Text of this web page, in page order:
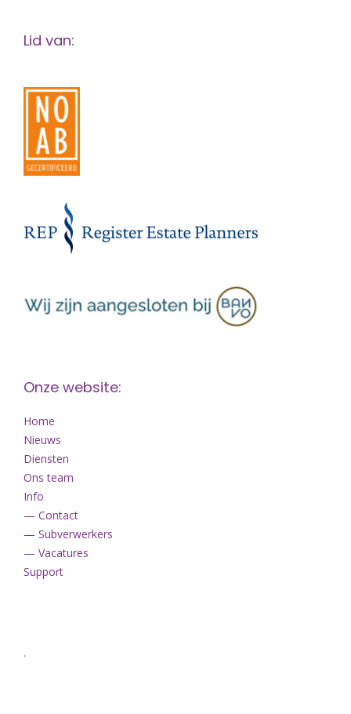
Lid van:
Onze website:
Home
Nieuws
Diensten
Ons team
Info
— Contact
— Subverwerkers
— Vacatures
Support
.